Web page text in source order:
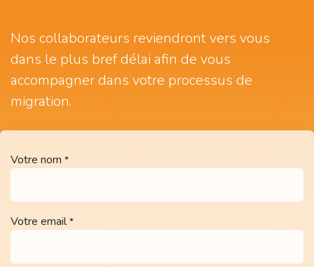
Votre nom *
Votre email *
Nos collaborateurs reviendront vers vous
dans le plus bref délai afin de vous
accompagner dans votre processus de
migration.